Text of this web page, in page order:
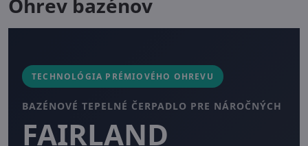
Ohrev bazénov
TECHNOLÓGIA PRÉMIOVÉHO OHREVU
BAZÉNOVÉ TEPELNÉ ČERPADLO PRE NÁROČNÝCH
FAIRLAND